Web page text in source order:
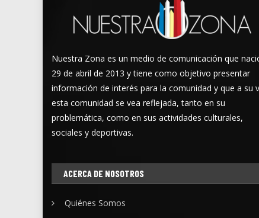
Nuestra Zona es un medio de comunicación que
29 de abril de 2013 y tiene como objetivo presentar
información de interés para la comunidad y que a su
esta comunidad se vea reflejada, tanto en su
problemática, como en sus actividades culturales,
sociales y deportivas.
ACERCA DE NOSOTROS
Quiénes Somos